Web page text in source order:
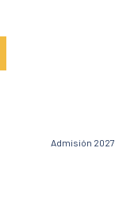
Admisión 2027